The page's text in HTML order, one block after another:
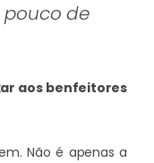
pouco de
aos benfeitores
Não é apenas a